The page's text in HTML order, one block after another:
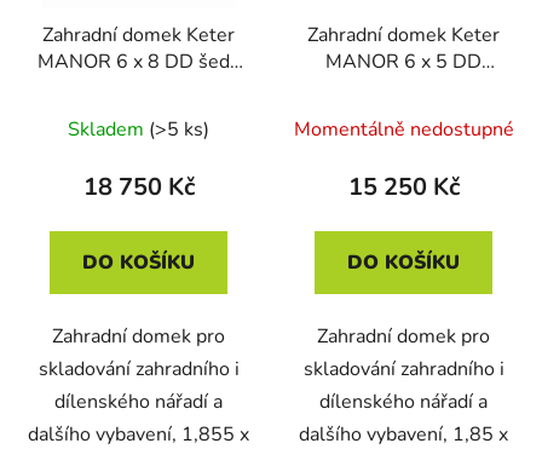
Zahradní domek Keter
MANOR 6 x 8 DD šedý
Skladem (>5 ks)
18 750 Kč
DO KOŠÍKU
Zahradní domek pro
skladování zahradního i
dílenského nářadí a
dalšího vybavení, 1,855 x
Zahradní domek Keter
MANOR 6 x 5 DD
Momentálně nedostupné
15 250 Kč
DO KOŠÍKU
Zahradní domek pro
skladování zahradního i
dílenského nářadí a
dalšího vybavení, 1,85 x